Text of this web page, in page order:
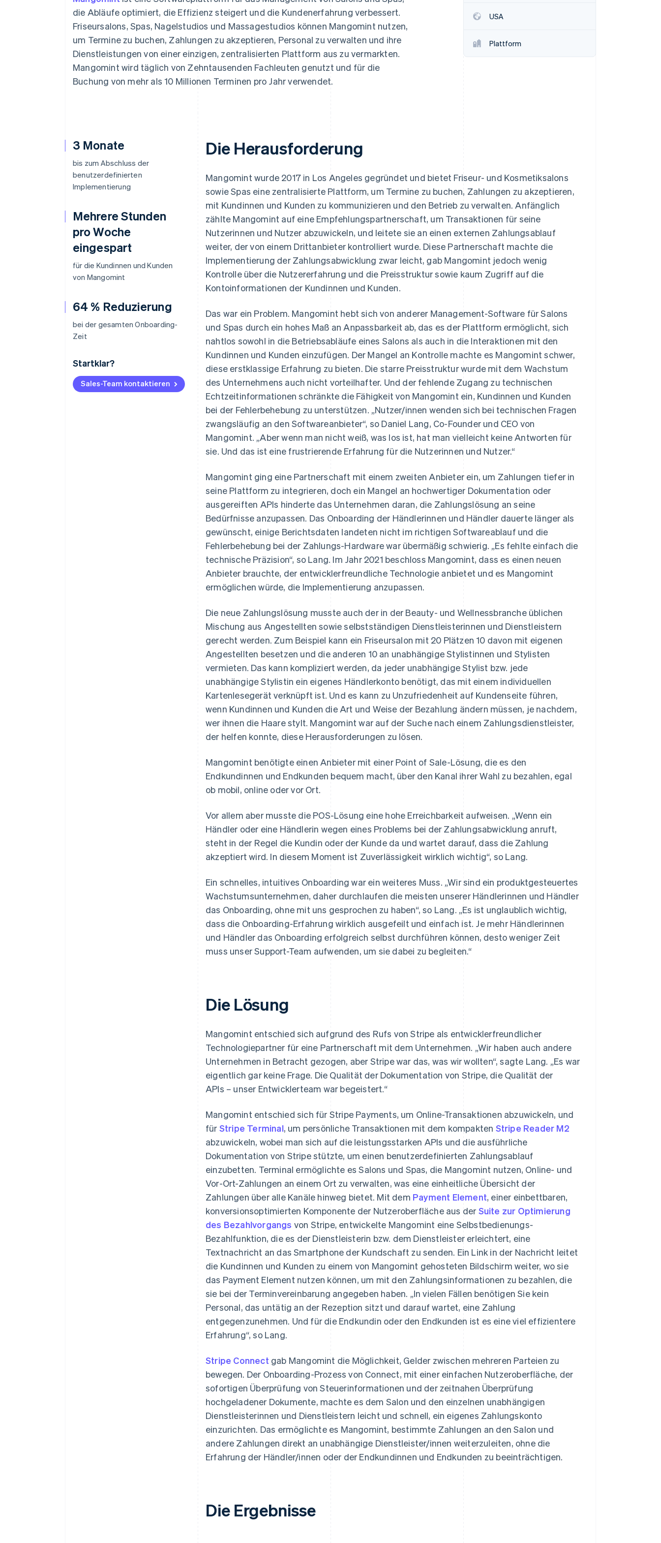
Autorisierungsraten
Beschleunigter Bezahlvorgang
Financial Connections
Verbundene Finanzdaten
Jetzt ansehen
die Abläufe optimiert, die Effizienz steigert und die Kundenerfahrung verbessert.
Friseursalons, Spas, Nagelstudios und Massagestudios können Mangomint nutzen,
um Termine zu buchen, Zahlungen zu akzeptieren, Personal zu verwalten und ihre
Dienstleistungen von einer einzigen, zentralisierten Plattform aus zu vermarkten.
Mangomint wird täglich von Zehntausenden Fachleuten genutzt und für die
Buchung von mehr als 10 Millionen Terminen pro Jahr verwendet.
USA
Plattform
3 Monate
bis zum Abschluss der
benutzerdefinierten
Implementierung
Mehrere Stunden
pro Woche
eingespart
für die Kundinnen und Kunden
von Mangomint
64 % Reduzierung
bei der gesamten Onboarding-
Zeit
Startklar?
Sales-Team kontaktieren
Die Herausforderung
Mangomint wurde 2017 in Los Angeles gegründet und bietet Friseur- und Kosmetiksalons
sowie Spas eine zentralisierte Plattform, um Termine zu buchen, Zahlungen zu akzeptieren,
mit Kundinnen und Kunden zu kommunizieren und den Betrieb zu verwalten. Anfänglich
zählte Mangomint auf eine Empfehlungspartnerschaft, um Transaktionen für seine
Nutzerinnen und Nutzer abzuwickeln, und leitete sie an einen externen Zahlungsablauf
weiter, der von einem Drittanbieter kontrolliert wurde. Diese Partnerschaft machte die
Implementierung der Zahlungsabwicklung zwar leicht, gab Mangomint jedoch wenig
Kontrolle über die Nutzererfahrung und die Preisstruktur sowie kaum Zugriff auf die
Kontoinformationen der Kundinnen und Kunden.
Das war ein Problem. Mangomint hebt sich von anderer Management-Software für Salons
und Spas durch ein hohes Maß an Anpassbarkeit ab, das es der Plattform ermöglicht, sich
nahtlos sowohl in die Betriebsabläufe eines Salons als auch in die Interaktionen mit den
Kundinnen und Kunden einzufügen. Der Mangel an Kontrolle machte es Mangomint schwer,
diese erstklassige Erfahrung zu bieten. Die starre Preisstruktur wurde mit dem Wachstum
des Unternehmens auch nicht vorteilhafter. Und der fehlende Zugang zu technischen
Echtzeitinformationen schränkte die Fähigkeit von Mangomint ein, Kundinnen und Kunden
bei der Fehlerbehebung zu unterstützen. „Nutzer/innen wenden sich bei technischen Fragen
zwangsläufig an den Softwareanbieter“, so Daniel Lang, Co-Founder und CEO von
Mangomint. „Aber wenn man nicht weiß, was los ist, hat man vielleicht keine Antworten für
sie. Und das ist eine frustrierende Erfahrung für die Nutzerinnen und Nutzer.“
Mangomint ging eine Partnerschaft mit einem zweiten Anbieter ein, um Zahlungen tiefer in
seine Plattform zu integrieren, doch ein Mangel an hochwertiger Dokumentation oder
ausgereiften APIs hinderte das Unternehmen daran, die Zahlungslösung an seine
Bedürfnisse anzupassen. Das Onboarding der Händlerinnen und Händler dauerte länger als
gewünscht, einige Berichtsdaten landeten nicht im richtigen Softwareablauf und die
Fehlerbehebung bei der Zahlungs-Hardware war übermäßig schwierig. „Es fehlte einfach die
technische Präzision“, so Lang. Im Jahr 2021 beschloss Mangomint, dass es einen neuen
Anbieter brauchte, der entwicklerfreundliche Technologie anbietet und es Mangomint
ermöglichen würde, die Implementierung anzupassen.
Die neue Zahlungslösung musste auch der in der Beauty- und Wellnessbranche üblichen
Mischung aus Angestellten sowie selbstständigen Dienstleisterinnen und Dienstleistern
gerecht werden. Zum Beispiel kann ein Friseursalon mit 20 Plätzen 10 davon mit eigenen
Angestellten besetzen und die anderen 10 an unabhängige Stylistinnen und Stylisten
vermieten. Das kann kompliziert werden, da jeder unabhängige Stylist bzw. jede
unabhängige Stylistin ein eigenes Händlerkonto benötigt, das mit einem individuellen
Kartenlesegerät verknüpft ist. Und es kann zu Unzufriedenheit auf Kundenseite führen,
wenn Kundinnen und Kunden die Art und Weise der Bezahlung ändern müssen, je nachdem,
wer ihnen die Haare stylt. Mangomint war auf der Suche nach einem Zahlungsdienstleister,
der helfen konnte, diese Herausforderungen zu lösen.
Mangomint benötigte einen Anbieter mit einer Point of Sale-Lösung, die es den
Endkundinnen und Endkunden bequem macht, über den Kanal ihrer Wahl zu bezahlen, egal
ob mobil, online oder vor Ort.
Vor allem aber musste die POS-Lösung eine hohe Erreichbarkeit aufweisen. „Wenn ein
Händler oder eine Händlerin wegen eines Problems bei der Zahlungsabwicklung anruft,
steht in der Regel die Kundin oder der Kunde da und wartet darauf, dass die Zahlung
akzeptiert wird. In diesem Moment ist Zuverlässigkeit wirklich wichtig“, so Lang.
Ein schnelles, intuitives Onboarding war ein weiteres Muss. „Wir sind ein produktgesteuertes
Wachstumsunternehmen, daher durchlaufen die meisten unserer Händlerinnen und Händler
das Onboarding, ohne mit uns gesprochen zu haben“, so Lang. „Es ist unglaublich wichtig,
dass die Onboarding-Erfahrung wirklich ausgefeilt und einfach ist. Je mehr Händlerinnen
und Händler das Onboarding erfolgreich selbst durchführen können, desto weniger Zeit
muss unser Support-Team aufwenden, um sie dabei zu begleiten.“
Die Lösung
Mangomint entschied sich aufgrund des Rufs von Stripe als entwicklerfreundlicher
Technologiepartner für eine Partnerschaft mit dem Unternehmen. „Wir haben auch andere
Unternehmen in Betracht gezogen, aber Stripe war das, was wir wollten“, sagte Lang. „Es war
eigentlich gar keine Frage. Die Qualität der Dokumentation von Stripe, die Qualität der
APIs – unser Entwicklerteam war begeistert.“
Mangomint entschied sich für Stripe Payments, um Online-Transaktionen abzuwickeln, und
für Stripe Terminal, um persönliche Transaktionen mit dem kompakten Stripe Reader M2
abzuwickeln, wobei man sich auf die leistungsstarken APIs und die ausführliche
Dokumentation von Stripe stützte, um einen benutzerdefinierten Zahlungsablauf
einzubetten. Terminal ermöglichte es Salons und Spas, die Mangomint nutzen, Online- und
Vor-Ort-Zahlungen an einem Ort zu verwalten, was eine einheitliche Übersicht der
Zahlungen über alle Kanäle hinweg bietet. Mit dem Payment Element, einer einbettbaren,
konversionsoptimierten Komponente der Nutzeroberfläche aus der Suite zur Optimierung
des Bezahlvorgangs von Stripe, entwickelte Mangomint eine Selbstbedienungs-
Bezahlfunktion, die es der Dienstleisterin bzw. dem Dienstleister erleichtert, eine
Textnachricht an das Smartphone der Kundschaft zu senden. Ein Link in der Nachricht leitet
die Kundinnen und Kunden zu einem von Mangomint gehosteten Bildschirm weiter, wo sie
das Payment Element nutzen können, um mit den Zahlungsinformationen zu bezahlen, die
sie bei der Terminvereinbarung angegeben haben. „In vielen Fällen benötigen Sie kein
Personal, das untätig an der Rezeption sitzt und darauf wartet, eine Zahlung
entgegenzunehmen. Und für die Endkundin oder den Endkunden ist es eine viel effizientere
Erfahrung“, so Lang.
Stripe Connect gab Mangomint die Möglichkeit, Gelder zwischen mehreren Parteien zu
bewegen. Der Onboarding-Prozess von Connect, mit einer einfachen Nutzeroberfläche, der
sofortigen Überprüfung von Steuerinformationen und der zeitnahen Überprüfung
hochgeladener Dokumente, machte es dem Salon und den einzelnen unabhängigen
Dienstleisterinnen und Dienstleistern leicht und schnell, ein eigenes Zahlungskonto
einzurichten. Das ermöglichte es Mangomint, bestimmte Zahlungen an den Salon und
andere Zahlungen direkt an unabhängige Dienstleister/innen weiterzuleiten, ohne die
Erfahrung der Händler/innen oder der Endkundinnen und Endkunden zu beeinträchtigen.
Die Ergebnisse